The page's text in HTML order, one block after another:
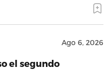
Ago 6, 2026
el segundo